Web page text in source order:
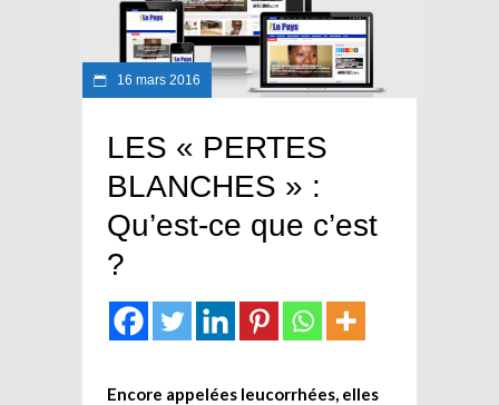
16 mars 2016
LES « PERTES
BLANCHES » :
Qu’est-ce que c’est
?
Encore appelées leucorrhées, elles